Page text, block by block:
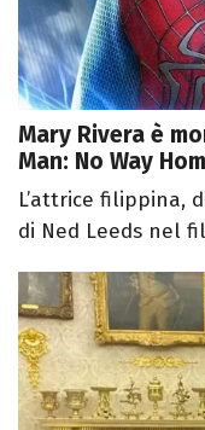
Mary Rivera è
Man: No Way
L’attrice filippina,
di Ned Leeds nel